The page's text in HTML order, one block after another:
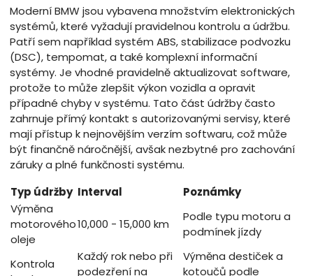
Moderní BMW jsou vybavena množstvím elektronických
systémů, které vyžadují pravidelnou kontrolu a údržbu.
Patří sem například systém ABS, stabilizace podvozku
(DSC), tempomat, a také komplexní informační
systémy. Je vhodné pravidelně aktualizovat software,
protože to může zlepšit výkon vozidla a opravit
případné chyby v systému. Tato část údržby často
zahrnuje přímý kontakt s autorizovanými servisy, které
mají přístup k nejnovějším verzím softwaru, což může
být finančně náročnější, avšak nezbytné pro zachování
záruky a plné funkčnosti systému.
Typ údržby Interval
Poznámky
Výměna
motorového
oleje
10,000 - 15,000 km
Podle typu motoru a
podmínek jízdy
Kontrola
Každý rok nebo při
podezření na
Výměna destiček a
kotoučů podle